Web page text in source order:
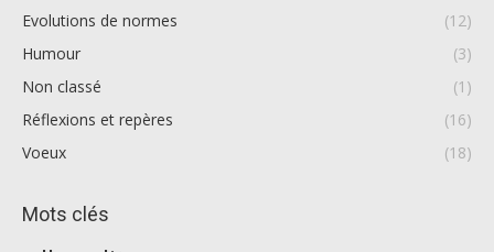
Evolutions de normes
(12)
Humour
(3)
Non classé
(1)
Réflexions et repères
(16)
Voeux
(18)
Mots clés